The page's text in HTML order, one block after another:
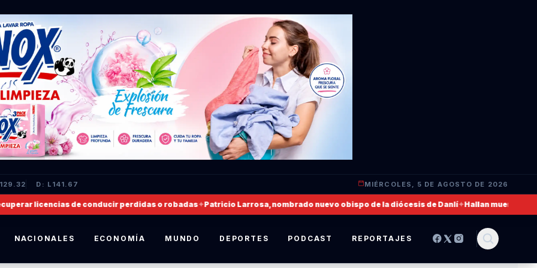
D: L141.67 MIÉRCOLES, 5 DE AGOSTO DE 2026
licencias de conducir perdidas o robadas✦Patricio Larrosa, nombrado nuevo obispo de la diócesis de Danlí✦Hallan muerto a un
NACIONALES ECONOMÍA MUNDO DEPORTES PODCAST REPORTAJES